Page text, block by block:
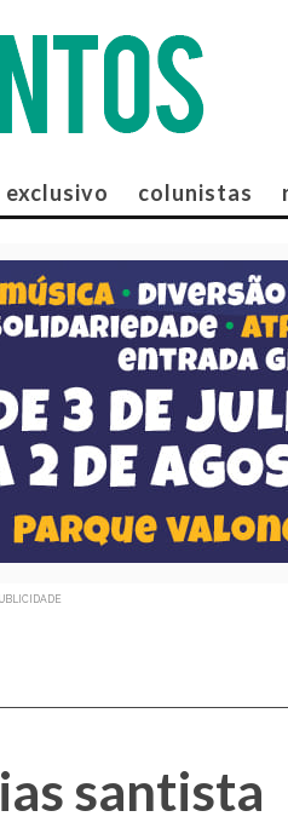
exclusivo colunistas
santista